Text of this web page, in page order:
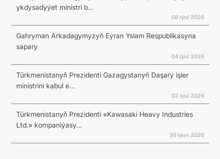
ykdysadyýet ministri b...
08 Iýul 2026
Gahryman Arkadagymyzyň Eýran Yslam Respublikasyna
sapary
04 Iýul 2026
Türkmenistanyň Prezidenti Gazagystanyň Daşary işler
ministrini kabul e...
02 Iýul 2026
Türkmenistanyň Prezidenti «Kawasaki Heavy Industries
Ltd.» kompaniýasy...
30 Iýun 2026